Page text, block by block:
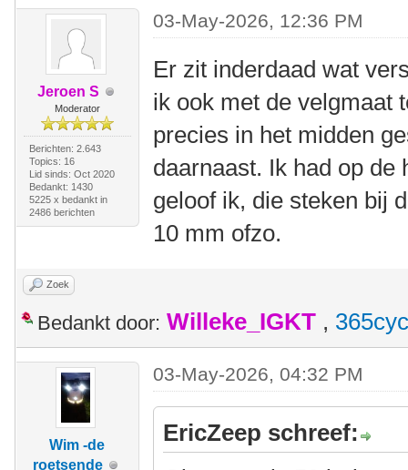
Jeroen S
Moderator
Berichten: 2.643
Topics: 16
Lid sinds: Oct 2020
Bedankt: 1430
5225 x bedankt in
2486 berichten
03-May-2026, 12:36 PM
Er zit inderdaad wat
ik ook met de velgmaat
precies in het midden
daarnaast. Ik had op de
geloof ik, die steken bij
10 mm ofzo.
Zoek
Bedankt door: Willeke_IGKT ,
Wim -de
roetsende
03-May-2026, 04:32 PM
EricZeep schreef: